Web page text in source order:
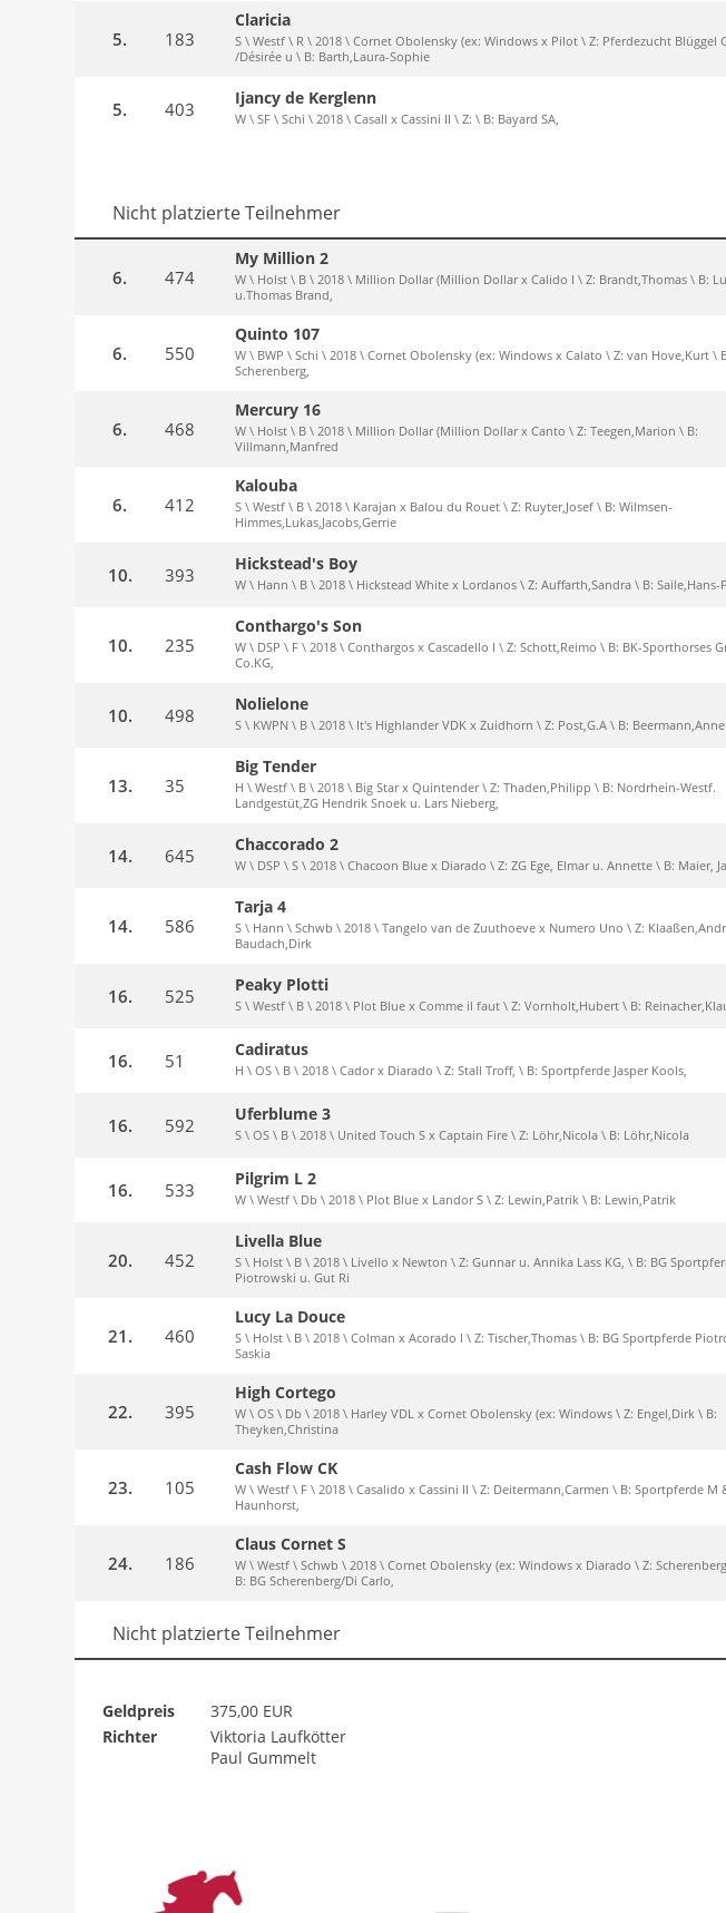
5. 183
Claricia
S \ Westf \ R \ 2018 \ Cornet Obolensky (ex: Windows x Pilot \ Z: Pferdezucht Blüggel
/Désirée u \ B: Barth,Laura-Sophie
5. 403
Ijancy de Kerglenn
W \ SF \ Schi \ 2018 \ Casall x Cassini II \ Z: \ B: Bayard SA,
Nicht platzierte Teilnehmer
6. 474
My Million 2
W \ Holst \ B \ 2018 \ Million Dollar (Million Dollar x Calido I \ Z: Brandt,Thomas \ B:
u.Thomas Brand,
6. 550
Quinto 107
W \ BWP \ Schi \ 2018 \ Cornet Obolensky (ex: Windows x Calato \ Z: van Hove,Kurt \
Scherenberg,
6. 468
Mercury 16
W \ Holst \ B \ 2018 \ Million Dollar (Million Dollar x Canto \ Z: Teegen,Marion \ B:
Villmann,Manfred
6. 412
Kalouba
S \ Westf \ B \ 2018 \ Karajan x Balou du Rouet \ Z: Ruyter,Josef \ B: Wilmsen-
Himmes,Lukas,Jacobs,Gerrie
10. 393
Hickstead's Boy
W \ Hann \ B \ 2018 \ Hickstead White x Lordanos \ Z: Auffarth,Sandra \ B: Saile,Hans-
10. 235
Conthargo's Son
W \ DSP \ F \ 2018 \ Conthargos x Cascadello I \ Z: Schott,Reimo \ B: BK-Sporthorses
Co.KG,
10. 498
Nolielone
S \ KWPN \ B \ 2018 \ It's Highlander VDK x Zuidhorn \ Z: Post,G.A \ B:
13. 35
Big Tender
H \ Westf \ B \ 2018 \ Big Star x Quintender \ Z: Thaden,Philipp \ B: Nordrhein-Westf.
Landgestüt,ZG Hendrik Snoek u. Lars Nieberg,
14. 645
Chaccorado 2
W \ DSP \ S \ 2018 \ Chacoon Blue x Diarado \ Z: ZG Ege, Elmar u. Annette \ B: Maier,
14. 586
Tarja 4
S \ Hann \ Schwb \ 2018 \ Tangelo van de Zuuthoeve x Numero Uno \ Z:
Baudach,Dirk
16. 525
Peaky Plotti
S \ Westf \ B \ 2018 \ Plot Blue x Comme il faut \ Z: Vornholt,Hubert \ B:
16. 51
Cadiratus
H \ OS \ B \ 2018 \ Cador x Diarado \ Z: Stall Troff, \ B: Sportpferde Jasper Kools,
16. 592
Uferblume 3
S \ OS \ B \ 2018 \ United Touch S x Captain Fire \ Z: Löhr,Nicola \ B: Löhr,Nicola
16. 533
Pilgrim L 2
W \ Westf \ Db \ 2018 \ Plot Blue x Landor S \ Z: Lewin,Patrik \ B: Lewin,Patrik
20. 452
Livella Blue
S \ Holst \ B \ 2018 \ Livello x Newton \ Z: Gunnar u. Annika Lass KG, \ B: BG
Piotrowski u. Gut Ri
21. 460
Lucy La Douce
S \ Holst \ B \ 2018 \ Colman x Acorado I \ Z: Tischer,Thomas \ B: BG Sportpferde
Saskia
22. 395
High Cortego
W \ OS \ Db \ 2018 \ Harley VDL x Cornet Obolensky (ex: Windows \ Z: Engel,Dirk \ B:
Theyken,Christina
23. 105
Cash Flow CK
W \ Westf \ F \ 2018 \ Casalido x Cassini II \ Z: Deitermann,Carmen \ B: Sportpferde M
Haunhorst,
24. 186
Claus Cornet S
W \ Westf \ Schwb \ 2018 \ Cornet Obolensky (ex: Windows x Diarado \ Z:
B: BG Scherenberg/Di Carlo,
Nicht platzierte Teilnehmer
Geldpreis
375,00 EUR
Richter
Viktoria Laufkötter
Paul Gummelt